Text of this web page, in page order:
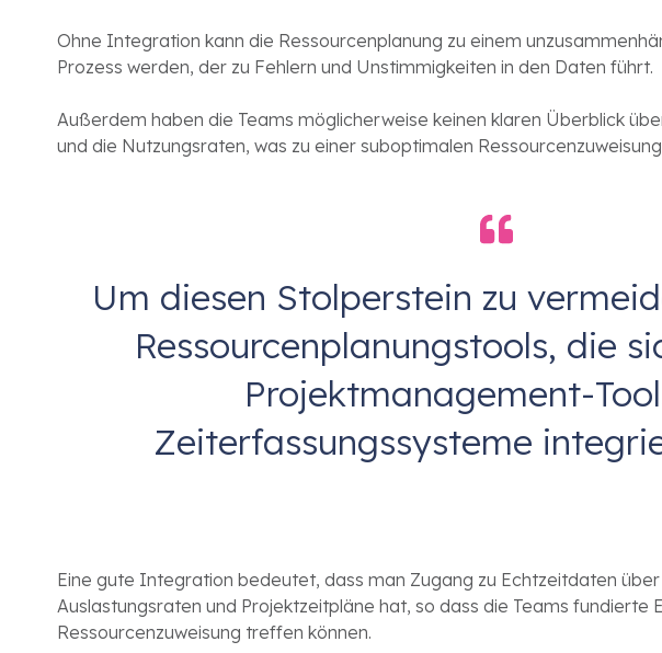
Ohne Integration kann die Ressourcenplanung zu einem
Prozess werden, der zu Fehlern und Unstimmigkeiten in den Daten führt.
Außerdem haben die Teams möglicherweise keinen klaren Überblick
und die Nutzungsraten, was zu einer suboptimalen
Um diesen Stolperstein zu
Ressourcenplanungstools, die
Projektmanagement-
Zeiterfassungssysteme
Eine gute Integration bedeutet, dass man Zugang zu Echtzeitdaten
Auslastungsraten und Projektzeitpläne hat, so dass die Teams fundierte
Ressourcenzuweisung treffen können.